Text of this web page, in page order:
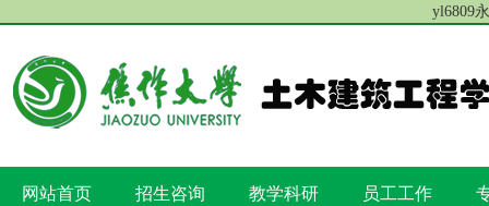
yl6809
网站首页 招生咨询 教学科研 员工工作